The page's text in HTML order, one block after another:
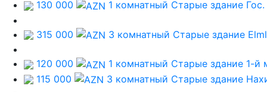
130 000 1 комнатный Старые здание
315 000 3 комнатный Старые здание
120 000 1 комнатный Старые здание 1-й
115 000
3 комнатный Старые здание